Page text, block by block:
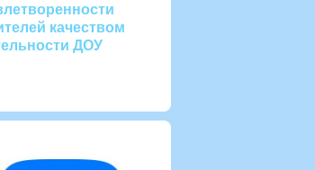
качеством
ДОУ